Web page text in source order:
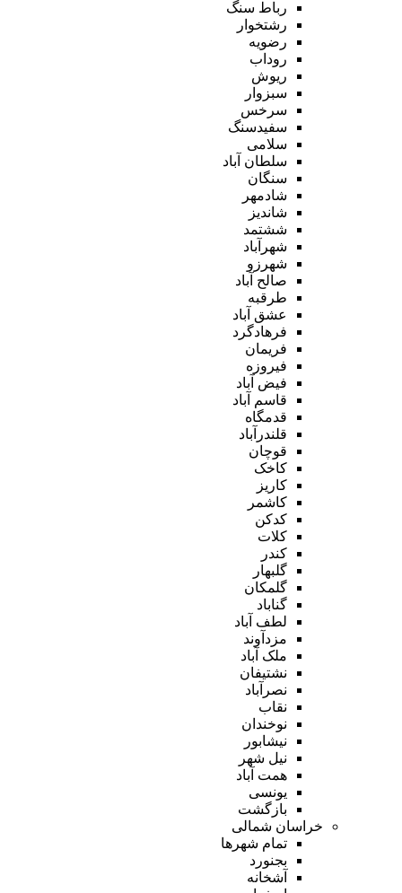
رباط سنگ
رشتخوار
رضویه
روداب
ریوش
سبزوار
سرخس
سفیدسنگ
سلامی
سلطان آباد
سنگان
شادمهر
شاندیز
ششتمد
شهرآباد
شهرزو
صالح آباد
طرقبه
عشق آباد
فرهادگرد
فریمان
فیروزه
فیض آباد
قاسم آباد
قدمگاه
قلندرآباد
قوچان
کاخک
کاریز
کاشمر
کدکن
کلات
کندر
گلبهار
گلمکان
گناباد
لطف آباد
مزدآوند
ملک آباد
نشتیفان
نصرآباد
نقاب
نوخندان
نیشابور
نیل شهر
همت آباد
یونسی
بازگشت
خراسان شمالی
تمام شهر‌ها
بجنورد
آشخانه